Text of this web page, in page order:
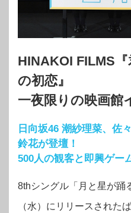
HINAKOI FILMS
の初恋』
一夜限りの映画館
日向坂46 潮紗理菜、佐
鈴花が登壇！
500人の観客と即興ゲー
8thシングル「月と星が踊
（水）にリリースされた